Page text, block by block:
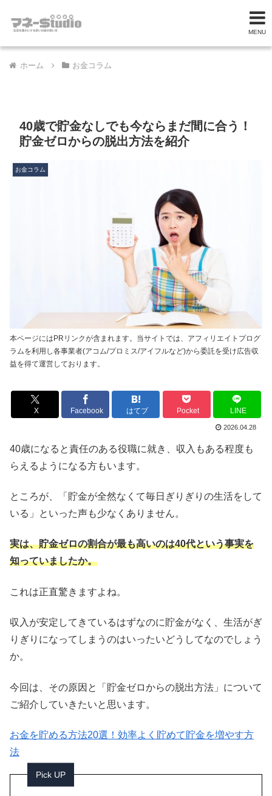
MENU
ホーム お金コラム
40歳で貯金なしでも今ならまだ間に合う！
貯金ゼロからの脱出方法を紹介
本ページにはPRリンクが含まれます。当サイトでは、アフィリエイトプログ
ラムを利用し各事業者(アコム/プロミス/アイフルなど)から委託を受け広告収
益を得て運営しております。
お金コラム
X Facebook はてブ Pocket LINE
2026.04.28
40歳になると責任のある役職に就き、収入もある程度も
らえるようになる方もいます。
ところが、「貯金が全然なくて毎日ぎりぎりの生活をして
いる」といった声も少なくありません。
実は、貯金ゼロの割合が最も高いのは40代という事実を
知っていましたか。
これは正直驚きますよね。
収入が安定してきているはずなのに貯金がなく、生活がぎ
りぎりになってしまうのはいったいどうしてなのでしょう
か。
今回は、その原因と「貯金ゼロからの脱出方法」について
ご紹介していきたいと思います。
お金を貯める方法20選！効率よく貯めて貯金を増やす方
法
Pick UP